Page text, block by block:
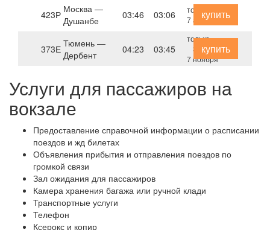
423Р Москва —
Душанбе
03:46 03:06
только
7 августа
купить
373Е Тюмень —
Дербент
04:23 03:45
только
3,
7 ноября
купить
Услуги для пассажиров на
вокзале
Предоставление справочной информации о расписании
поездов и жд билетах
Объявления прибытия и отправления поездов по
громкой связи
Зал ожидания для пассажиров
Камера хранения багажа или ручной клади
Транспортные услуги
Телефон
Ксерокс и копир